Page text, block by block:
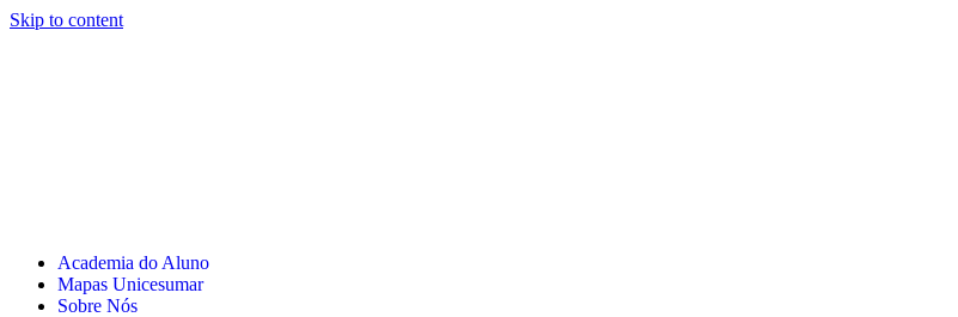
Skip to content
Academia do Aluno
Mapas Unicesumar
Sobre Nós